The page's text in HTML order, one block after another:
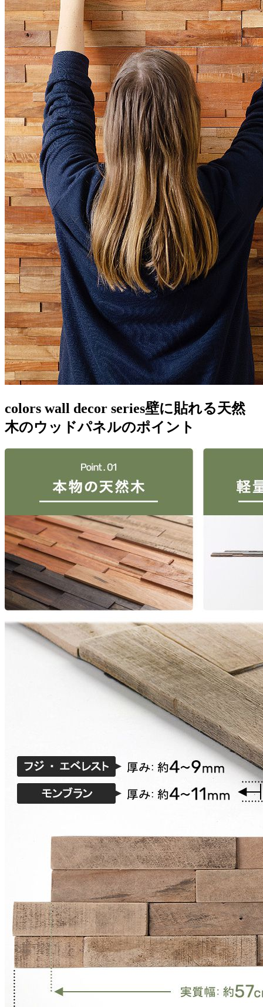
colors wall decor series壁に貼れる天然
木のウッドパネルのポイント